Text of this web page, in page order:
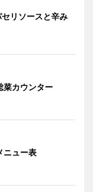
リソースと辛み
菜カウンター
ニュー表